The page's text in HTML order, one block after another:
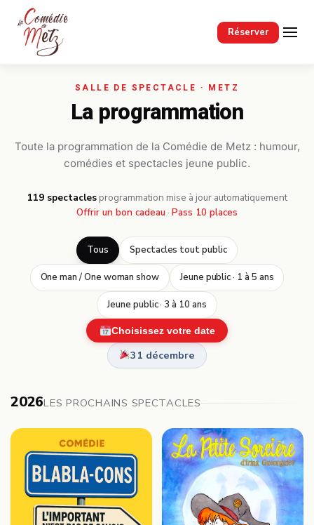
Réserver
Passer au contenu principal
La programmation
Toute la programmation de la Comédie de Metz : humour,
comédies et spectacles jeune public.
119 spectacles· programmation mise à jour automatiquement
Offrir un bon cadeau · Pass 10 places
Tous Spectacles tout public
One man / One woman show Jeune public · 1 à 5 ans
Jeune public · 3 à 10 ans
Choisissez votre date
31 décembre
2026LES PROCHAINS SPECTACLES